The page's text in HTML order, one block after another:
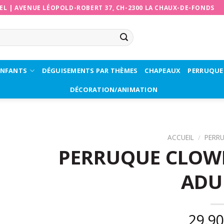
|AVENUE LÉOPOLD-ROBERT 37, CH-2300 LA CHAUX-DE-FONDS
DÉGUISEMENTS PAR THÈMES CHAPEAUX
DÉCORATION/ANIMATION
ACCUEIL /
PERRUQUE